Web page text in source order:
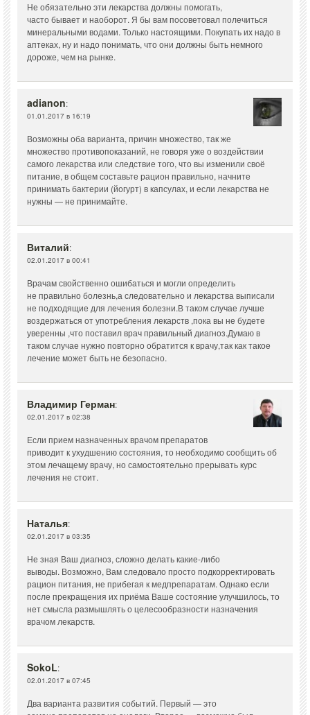
Не обязательно эти лекарства должны помогать,
часто бывает и наоборот. Я бы вам посоветовал полечиться
минеральными водами. Только настоящими. Покупать их надо в
аптеках, ну и надо понимать, что они должны быть немного
дороже, чем на рынке.
adianon:
01.01.2017 в 16:19
Возможны оба варианта, причин множество, так же
множество противопоказаний, не говоря уже о воздействии
самого лекарства или следствие того, что вы изменили своё
питание, в общем составьте рацион правильно, начните
принимать бактерии (йогурт) в капсулах, и если лекарства не
нужны — не принимайте.
Виталий:
02.01.2017 в 00:41
Врачам свойственно ошибаться и могли определить
не правильно болезнь,а следовательно и лекарства выписали
не подходящие для лечения болезни.В таком случае лучше
воздержаться от употребления лекарств ,пока вы не будете
уверенны ,что поставил врач правильный диагноз.Думаю в
таком случае нужно повторно обратится к врачу,так как такое
лечение может быть не безопасно.
Владимир Герман:
02.01.2017 в 02:38
Если прием назначенных врачом препаратов
приводит к ухудшению состояния, то необходимо сообщить об
этом лечащему врачу, но самостоятельно прерывать курс
лечения не стоит.
Наталья:
02.01.2017 в 03:35
Не зная Ваш диагноз, сложно делать какие-либо
выводы. Возможно, Вам следовало просто подкорректировать
рацион питания, не прибегая к медпрепаратам. Однако если
после прекращения их приёма Ваше состояние улучшилось, то
нет смысла размышлять о целесообразности назначения
врачом лекарств.
SokoL:
02.01.2017 в 07:45
Два варианта развития событий. Первый — это